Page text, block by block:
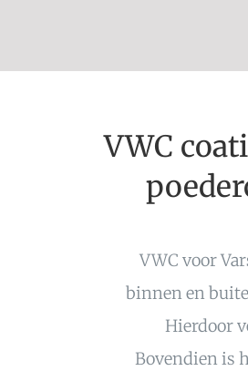
VWC
VWC voor
binnen en
Hierdoor
Bovendien is